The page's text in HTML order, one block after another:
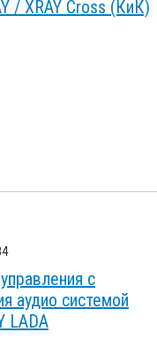
/ XRAY Cross (КиК)
с
аудио системой
LADA